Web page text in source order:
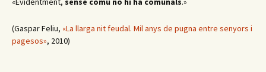
(Gaspar Feliu, «La llarga nit feudal. Mil anys de pugna entre senyors i
pagesos», 2010)